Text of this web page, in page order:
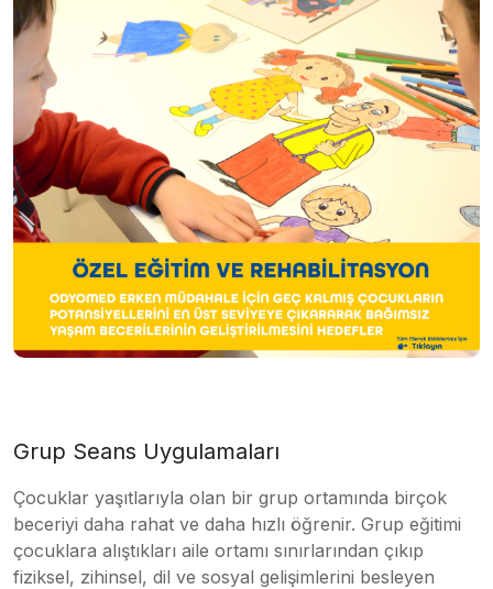
Grup Seans Uygulamaları
Çocuklar yaşıtlarıyla olan bir grup ortamında birçok
beceriyi daha rahat ve daha hızlı öğrenir. Grup eğitimi
çocuklara alıştıkları aile ortamı sınırlarından çıkıp
fiziksel, zihinsel, dil ve sosyal gelişimlerini besleyen